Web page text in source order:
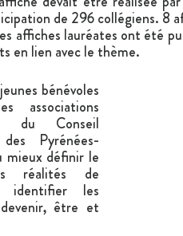
de 296 collégiens. 8
affiches lauréates ont été
en lien avec le thème.
bénévoles
associations
du Conseil
Pyrénées-
mieux définir le
réalités de
identifier les
être et